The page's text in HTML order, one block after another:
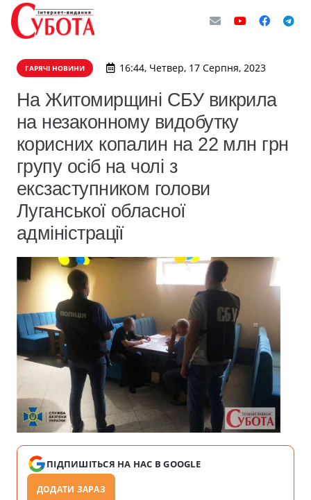
ГАРЯЧІ НОВИНИ 16:44, Четвер, 17 Серпня, 2023
На Житомирщині СБУ викрила
на незаконному видобутку
корисних копалин на 22 млн грн
групу осіб на чолі з
ексзаступником голови
Луганської обласної
адміністрації
ПІДПИШІТЬСЯ НА НАС В GOOGLE
ДОДАТИ ЗАРАЗ